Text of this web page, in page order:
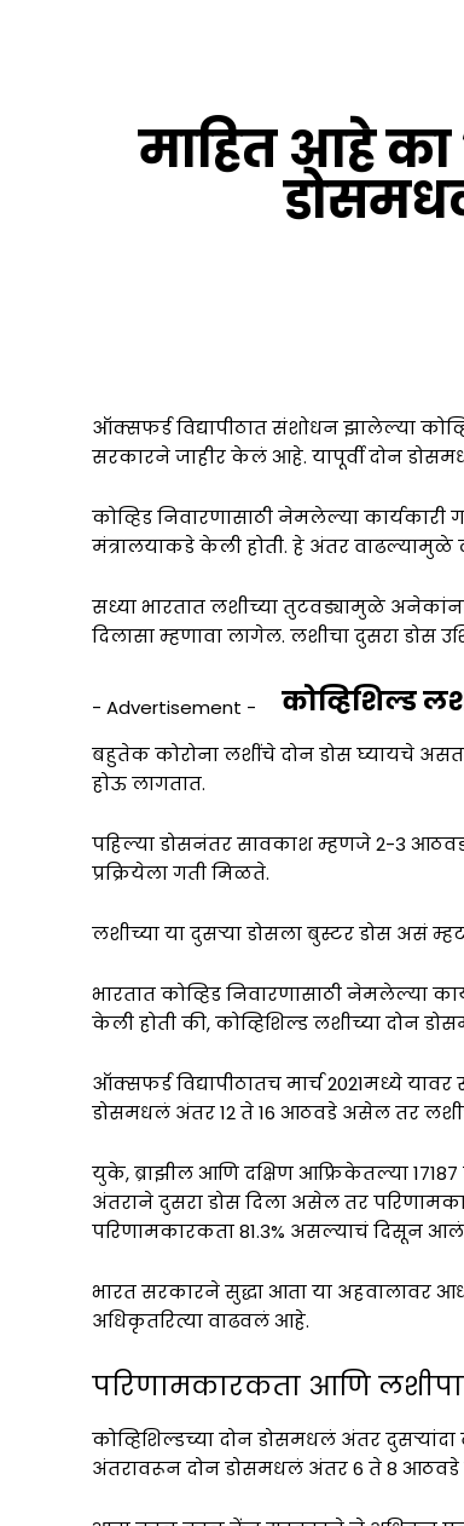
माहित आहे का
ऑक्सफर्ड विद्यापीठात संशोधन झालेल्या
सरकारने जाहीर केलं आहे. यापूर्वी दोन
कोव्हिड निवारणासाठी नेमलेल्या
मंत्रालयाकडे केली होती. हे अंतर
सध्या भारतात लशीच्या तुटवड्यामुळे
दिलासा म्हणावा लागेल. लशीचा दुसरा
- Advertisement - कोव्हिशिल्ड
बहुतेक कोरोना लशींचे दोन डोस घ्यायचे
होऊ लागतात.
पहिल्या डोसनंतर सावकाश म्हणजे 2-3
प्रक्रियेला गती मिळते.
लशीच्या या दुसऱ्या डोसला बुस्टर डोस असं
भारतात कोव्हिड निवारणासाठी नेमलेल्या
केली होती की, कोव्हिशिल्ड लशीच्या दोन
ऑक्सफर्ड विद्यापीठातच मार्च 2021मध्ये
डोसमधलं अंतर 12 ते 16 आठवडे असेल तर
युके, ब्राझील आणि दक्षिण आफ्रिकेतल्या
अंतराने दुसरा डोस दिला असेल तर
परिणामकारकता 81.3% असल्याचं दिसून
भारत सरकारने सुद्धा आता या अहवालावर
अधिकृतरित्या वाढवलं आहे.
परिणामकारकता आणि
कोव्हिशिल्डच्या दोन डोसमधलं अंतर
अंतरावरून दोन डोसमधलं अंतर 6 ते 8